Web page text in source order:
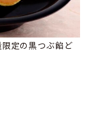
定の黒つぶ餡ど